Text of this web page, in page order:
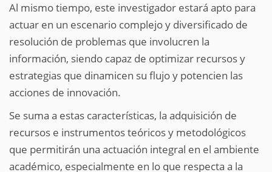
Al mismo tiempo, este investigador estará apto para
actuar en un escenario complejo y diversificado de
resolución de problemas que involucren la
información, siendo capaz de optimizar recursos y
estrategias que dinamicen su flujo y potencien las
acciones de innovación.
Se suma a estas características, la adquisición de
recursos e instrumentos teóricos y metodológicos
que permitirán una actuación integral en el ambiente
académico, especialmente en lo que respecta a la